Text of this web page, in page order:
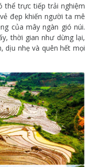
thể trực tiếp trải nghiệm
đẹp khiến người ta mê
của mây ngàn gió núi.
thời gian như dừng lại,
dịu nhẹ và quên hết mọi